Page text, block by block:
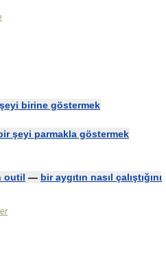
birine göstermek
şeyi parmakla göstermek
outil — bir aygıtın nasıl çalıştığını